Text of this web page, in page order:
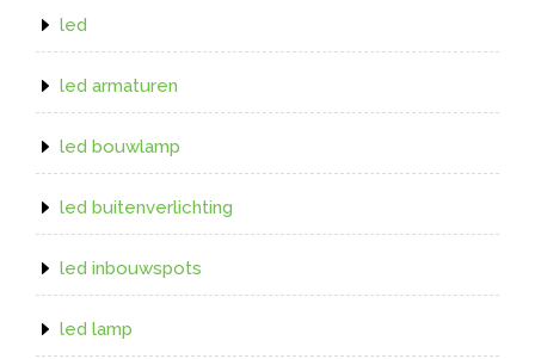
led
led armaturen
led bouwlamp
led buitenverlichting
led inbouwspots
led lamp